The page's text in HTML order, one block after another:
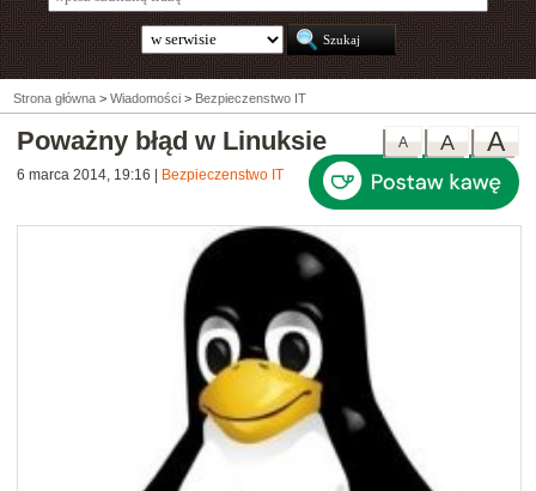
Strona główna > Wiadomości > Bezpieczenstwo IT
A
A
A
Poważny błąd w Linuksie
6 marca 2014, 19:16 Bezpieczenstwo IT